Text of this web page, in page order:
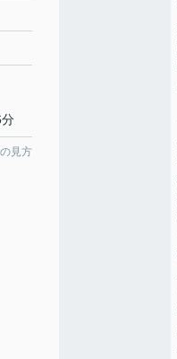
分
見方